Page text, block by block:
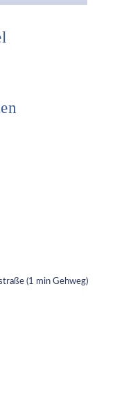
(1 min Gehweg)